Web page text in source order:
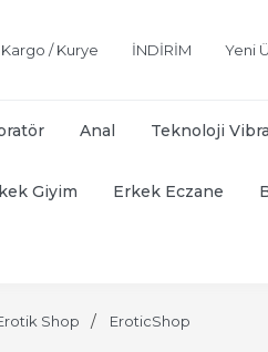
Kargo / Kurye İNDİRİM Yeni
Anal Teknoloji
Giyim Erkek Eczane
Shop EroticShop